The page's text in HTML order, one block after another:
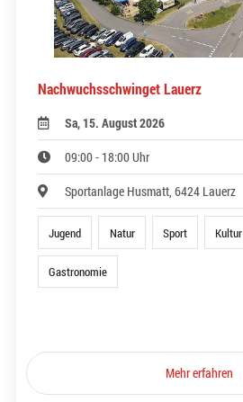
Nachwuchsschwinget Lauerz
Sa, 15. August 2026
09:00 - 18:00 Uhr
Sportanlage Husmatt, 6424 Lauerz
Jugend Natur Sport Kultur
Gastronomie
Mehr erfahren